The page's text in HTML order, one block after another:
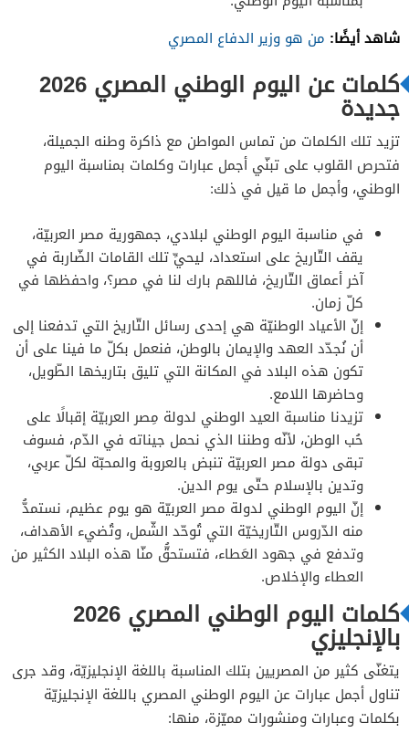
شاهد أيضًا: من هو وزير الدفاع المصري
كلمات عن اليوم الوطني المصري 2026
جديدة
تزيد تلك الكلمات من تماس المواطن مع ذاكرة وطنه الجميلة،
فتحرص القلوب على تبنّي أجمل عبارات وكلمات بمناسبة اليوم
الوطني، وأجمل ما قيل في ذلك:
في مناسبة اليوم الوطني لبلادي، جمهورية مصر العربيّة،
يقف التّاريخ على استعداد، ليحيِّ تلك القامات الضّاربة في
آخر أعماق التّاريخ، فاللهم بارك لنا في مصر؟، واحفظها في
كلّ زمان.
إنّ الأعياد الوطنيّة هي إحدى رسائل التّاريخ التي تدفعنا إلى
أن نُجدّد العهد والإيمان بالوطن، فنعمل بكلّ ما فينا على أن
تكون هذه البلاد في المكانة التي تليق بتاريخها الطّويل،
وحاضرها اللامع.
تزيدنا مناسبة العيد الوطني لدولة مِصر العربيّة إقبالًا على
حُب الوطن، لأنّه وطننا الذي نحمل جيناته في الدّم، فسوف
تبقى دولة مصر العربيّة تنبض بالعروبة والمحبّة لكلّ عربي،
وتدين بالإسلام حتّى يوم الدين.
إنّ اليوم الوطني لدولة مصر العربيّة هو يوم عظيم، نستمدُّ
منه الدّروس التّاريخيّة التي تُوحّد الشّمل، وتُضيء الأهداف،
وتدفع في جهود العَطاء، فتستحقُّ منّا هذه البلاد الكثير من
العطاء والإخلاص.
كلمات اليوم الوطني المصري 2026
بالإنجليزي
يتغنّى كثير من المصريين بتلك المناسبة باللغة الإنجليزيّة، وقد جرى
تناول أجمل عبارات عن اليوم الوطني المصري باللغة الإنجليزيّة
بكلمات وعبارات ومنشورات مميّزة، منها: